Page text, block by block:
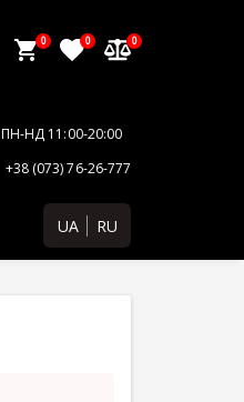
0 0 0
ПН-НД 11:00-20:00
+38 (073) 76-26-777
UA RU